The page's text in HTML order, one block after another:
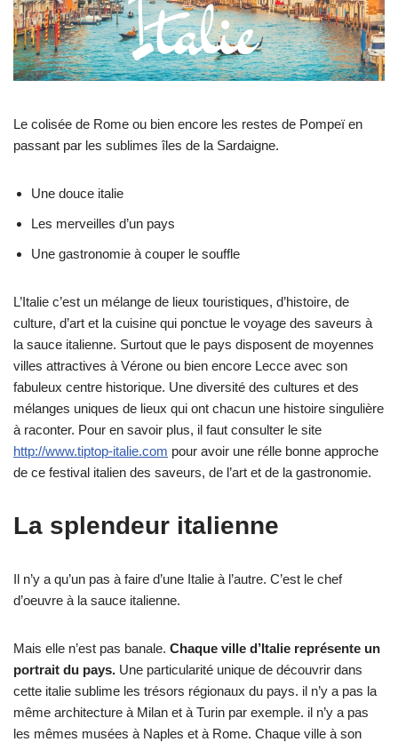
Le colisée de Rome ou bien encore les restes de Pompeï en
passant par les sublimes îles de la Sardaigne.
Une douce italie
Les merveilles d’un pays
Une gastronomie à couper le souffle
L’Italie c’est un mélange de lieux touristiques, d’histoire, de
culture, d’art et la cuisine qui ponctue le voyage des saveurs à
la sauce italienne. Surtout que le pays disposent de moyennes
villes attractives à Vérone ou bien encore Lecce avec son
fabuleux centre historique. Une diversité des cultures et des
mélanges uniques de lieux qui ont chacun une histoire singulière
à raconter. Pour en savoir plus, il faut consulter le site
http://www.tiptop-italie.com pour avoir une rélle bonne approche
de ce festival italien des saveurs, de l’art et de la gastronomie.
La splendeur italienne
Il n’y a qu’un pas à faire d’une Italie à l’autre. C’est le chef
d’oeuvre à la sauce italienne.
Mais elle n’est pas banale. Chaque ville d’Italie représente un
portrait du pays. Une particularité unique de découvrir dans
cette italie sublime les trésors régionaux du pays. il n’y a pas la
même architecture à Milan et à Turin par exemple. il n’y a pas
les mêmes musées à Naples et à Rome. Chaque ville à son